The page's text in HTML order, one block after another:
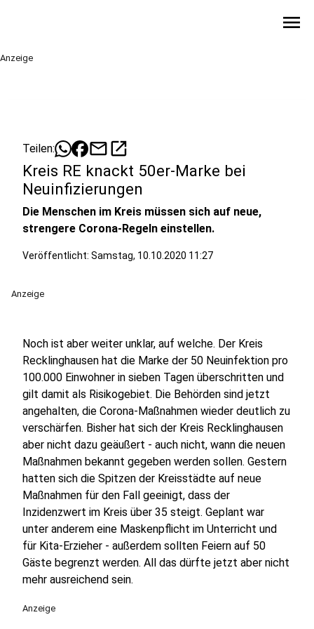
menu
Anzeige
Teilen: mailopen_in_new
Kreis RE knackt 50er-Marke bei
Neuinfizierungen
Die Menschen im Kreis müssen sich auf neue,
strengere Corona-Regeln einstellen.
Veröffentlicht: Samstag, 10.10.2020 11:27
Anzeige
Noch ist aber weiter unklar, auf welche. Der Kreis
Recklinghausen hat die Marke der 50 Neuinfektion pro
100.000 Einwohner in sieben Tagen überschritten und
gilt damit als Risikogebiet. Die Behörden sind jetzt
angehalten, die Corona-Maßnahmen wieder deutlich zu
verschärfen. Bisher hat sich der Kreis Recklinghausen
aber nicht dazu geäußert - auch nicht, wann die neuen
Maßnahmen bekannt gegeben werden sollen. Gestern
hatten sich die Spitzen der Kreisstädte auf neue
Maßnahmen für den Fall geeinigt, dass der
Inzidenzwert im Kreis über 35 steigt. Geplant war
unter anderem eine Maskenpflicht im Unterricht und
für Kita-Erzieher - außerdem sollten Feiern auf 50
Gäste begrenzt werden. All das dürfte jetzt aber nicht
mehr ausreichend sein.
Anzeige